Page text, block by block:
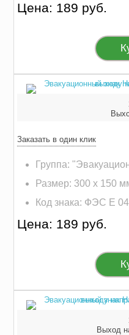
Цена: 189 руб.
Заказать в один клик
Группа:
Размер: 300 х 150
Код знака: ФЭС E 04
Цена: 189 руб.
Выход